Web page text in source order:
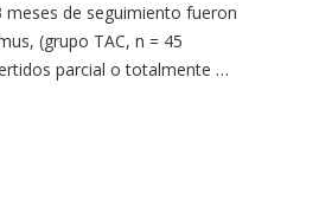
de seguimiento fueron
(grupo TAC, n = 45
parcial o totalmente …